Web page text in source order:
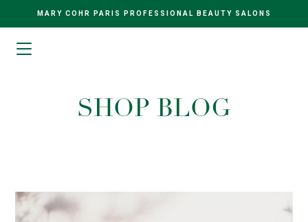
MARY COHR PARIS PROFESSIONAL BEAUTY SALONS
SHOP BLOG